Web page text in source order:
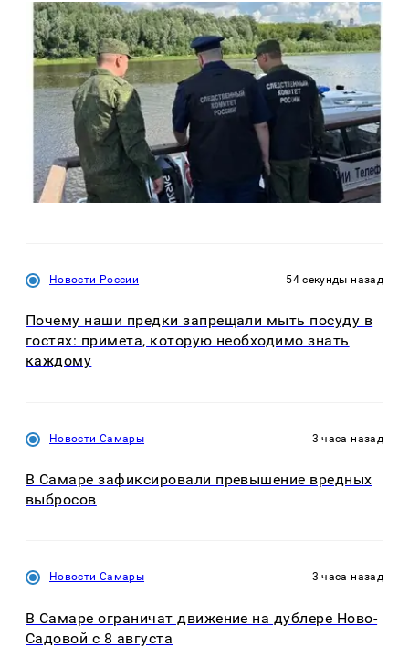
Новости России 54 секунды назад
Почему наши предки запрещали мыть посуду в
гостях: примета, которую необходимо знать
каждому
Новости Самары 3 часа назад
В Самаре зафиксировали превышение вредных
выбросов
Новости Самары 3 часа назад
В Самаре ограничат движение на дублере Ново-
Садовой с 8 августа